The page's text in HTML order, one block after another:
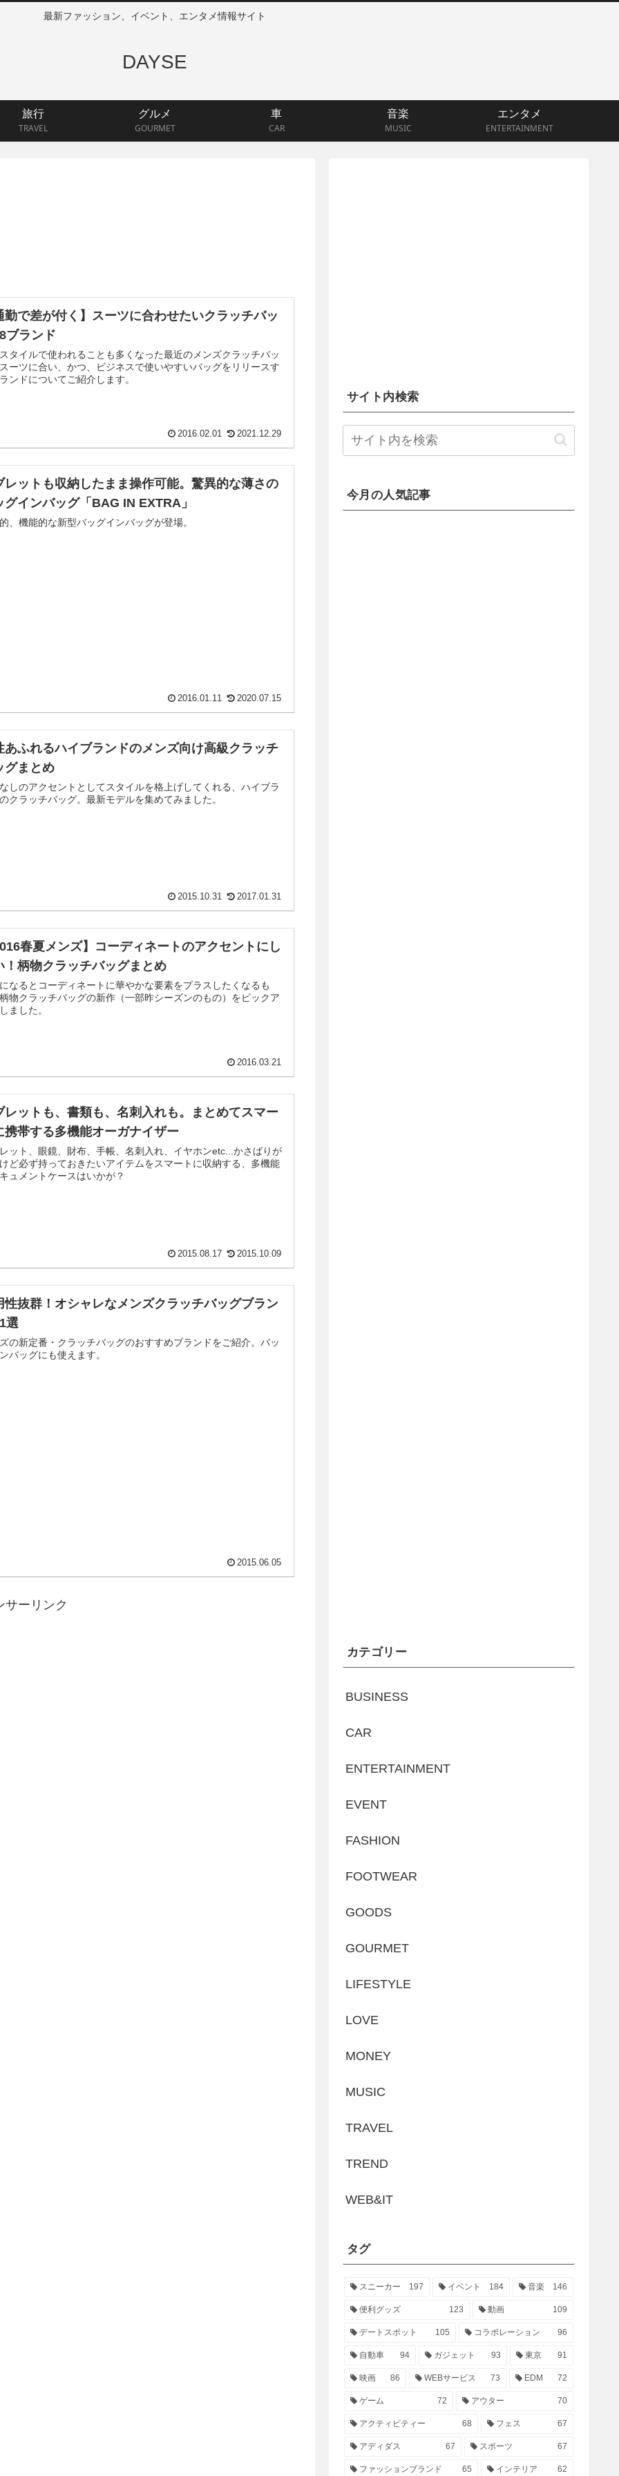
最新ファッション、イベント、エンタメ情報サイト
DAYSE
旅行
TRAVEL
グルメ
GOURMET
車
CAR
音楽
MUSIC
エンタメ
ENTERTAINMENT
勤で差が付く】スーツに合わせたいクラッチバッ
ブランド
タイルで使われることも多くなった最近のメンズクラッチバッ
ーツに合い、かつ、ビジネスで使いやすいバッグをリリースす
ンドについてご紹介します。
2016.02.01 2021.12.29
レットも収納したまま操作可能。驚異的な薄さの
グインバッグ「BAG IN EXTRA」
、機能的な新型バッグインバッグが登場。
2016.01.11 2020.07.15
あふれるハイブランドのメンズ向け高級クラッチ
グまとめ
しのアクセントとしてスタイルを格上げしてくれる、ハイブラ
クラッチバッグ。最新モデルを集めてみました。
2015.10.31 2017.01.31
春夏メンズ】コーディネートのアクセントにし
！柄物クラッチバッグまとめ
なるとコーディネートに華やかな要素をプラスしたくなるも
物クラッチバッグの新作（一部昨シーズンのもの）をピックア
ました。
2016.03.21
レットも、書類も、名刺入れも。まとめてスマー
携帯する多機能オーガナイザー
ット、眼鏡、財布、手帳、名刺入れ、イヤホンetc...かさばりが
ど必ず持っておきたいアイテムをスマートに収納する、多機能
ュメントケースはいかが？
2015.08.17 2015.10.09
性抜群！オシャレなメンズクラッチバッグブラン
選
の新定番・クラッチバッグのおすすめブランドをご紹介。バッ
バッグにも使えます。
2015.06.05
サーリンク
サイト内検索
今月の人気記事
カテゴリー
BUSINESS
CAR
ENTERTAINMENT
EVENT
FASHION
FOOTWEAR
GOODS
GOURMET
LIFESTYLE
LOVE
MONEY
MUSIC
TRAVEL
TREND
WEB&IT
タグ
スニーカー 197 イベント 184 音楽 146
便利グッズ 123 動画 109
デートスポット 105 コラボレーション 96
自動車 94 ガジェット 93 東京 91
映画 86 WEBサービス 73 EDM 72
ゲーム 72 アウター 70
アクティビティー 68 フェス 67
アディダス 67 スポーツ 67
ファッションブランド 65 インテリア 62